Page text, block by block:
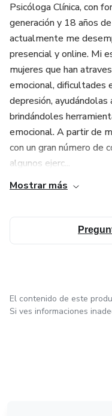
Psicóloga Clínica, con
generación y 18 años
actualmente me
presencial y online. Mi
mujeres que han
emocional, dificultades
depresión,
brindándoles
emocional. A partir de
con un gran número de
algunos ejerc...
Mostrar más
El contenido de este
Si ves informaciones